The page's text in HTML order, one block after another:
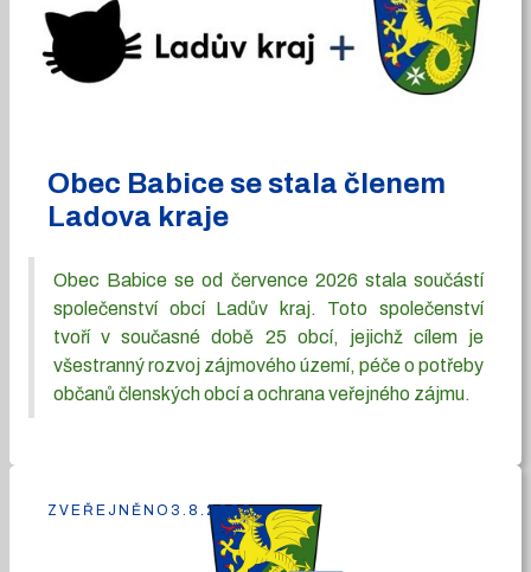
Obec Babice se stala členem
Ladova kraje
Obec Babice se od července 2026 stala součástí
společenství obcí Ladův kraj. Toto společenství
tvoří v současné době 25 obcí, jejichž cílem je
všestranný rozvoj zájmového území, péče o potřeby
občanů členských obcí a ochrana veřejného zájmu.
ZVEŘEJNĚNO 3.8.2026